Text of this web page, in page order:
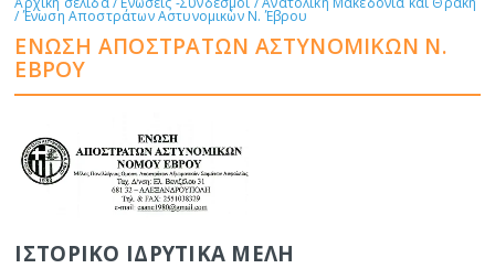
/ Ένωση Αποστράτων Αστυνομικών Ν. Έβρου
ΈΝΩΣΗ ΑΠΟΣΤΡΆΤΩΝ ΑΣΤΥΝΟΜΙΚΏΝ Ν.
ΈΒΡΟΥ
ΙΣΤΟΡΙΚΟ ΙΔΡΥΤΙΚΑ ΜΕΛΗ